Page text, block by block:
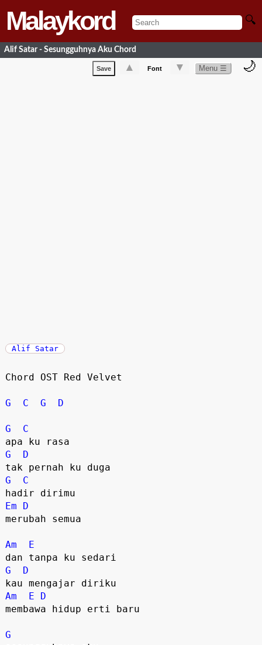
Malaykord 🔍
Alif Satar - Sesungguhnya Aku Chord
Save ▲ Font ▼ Menu ☰ 🌙
Alif Satar
Chord OST Red Velvet
G C G D
G
C
G
D
G
C
Em
D
merubah semua
Am
E
G
D
Am
E
D
membawa hidup erti baru
G